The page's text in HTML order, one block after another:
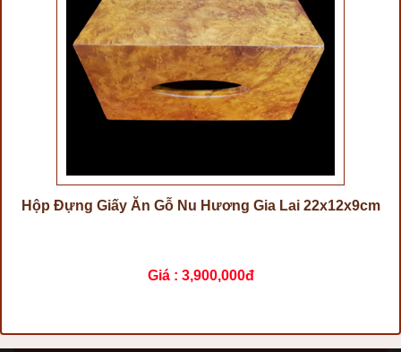
Hộp Đựng Giấy Ăn Gỗ Nu Hương Gia Lai 22x12x9cm
Giá : 3,900,000đ